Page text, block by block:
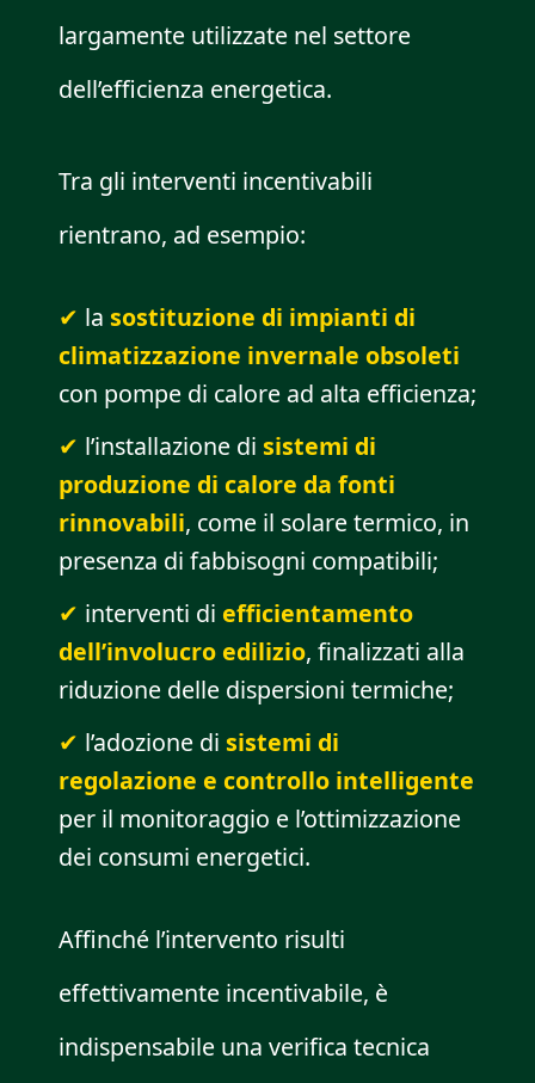
largamente utilizzate nel settore
dell’efficienza energetica.
Tra gli interventi incentivabili
rientrano, ad esempio:
la sostituzione di impianti di
climatizzazione invernale obsoleti
con pompe di calore ad alta efficienza;
l’installazione di sistemi di
produzione di calore da fonti
rinnovabili, come il solare termico, in
presenza di fabbisogni compatibili;
interventi di efficientamento
dell’involucro edilizio, finalizzati alla
riduzione delle dispersioni termiche;
l’adozione di sistemi di
regolazione e controllo intelligente
per il monitoraggio e l’ottimizzazione
dei consumi energetici.
Affinché l’intervento risulti
effettivamente incentivabile, è
indispensabile una verifica tecnica